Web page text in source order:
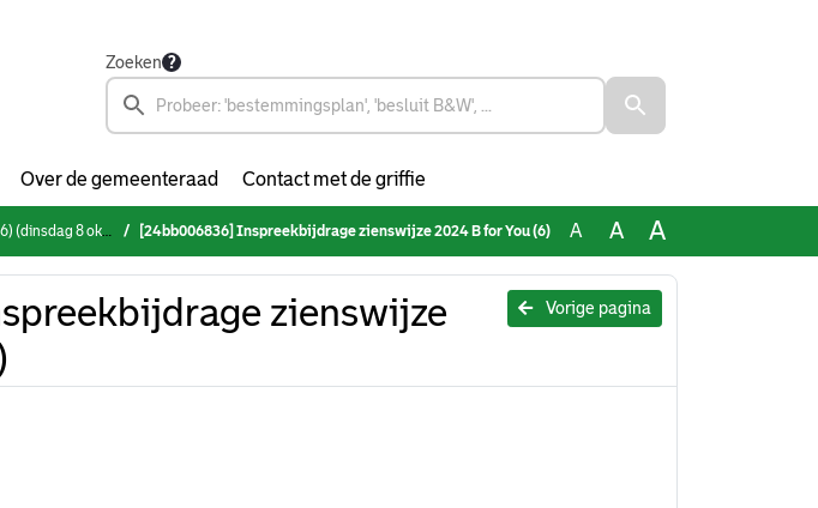
Zoeken
Over de gemeenteraad Contact met de griffie
8 oktober 2024) [24bb006836] Inspreekbijdrage zienswijze 2024 B for You (6) A A A
Vorige pagina
zienswijze